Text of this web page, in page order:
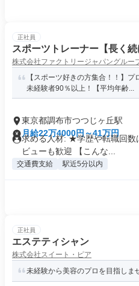
正社員
スポーツトレーナー【長く続
株式会社ファクトリージャパングルー
【スポーツ好きの方集合！！】
未経験者90％以上！【平均年齢...
東京都調布市つつじヶ丘駅
月給22万4000円～41万円
求める人材: ★学歴や転職回
ビューも歓迎 【こんな...
交通費支給 駅近5分以内
正社員
エステティシャン
株式会社スイート・ピア
未経験から美容のプロを目指しま